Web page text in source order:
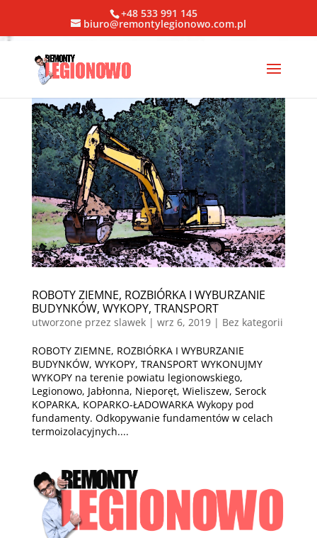
+48 533 991 145
biuro@remontylegionowo.com.pl
ROBOTY ZIEMNE, ROZBIÓRKA I WYBURZANIE
BUDYNKÓW, WYKOPY, TRANSPORT
utworzone przez slawek| wrz 6, 2019| Bez kategorii
ROBOTY ZIEMNE, ROZBIÓRKA I WYBURZANIE
BUDYNKÓW, WYKOPY, TRANSPORT WYKONUJMY
WYKOPY na terenie powiatu legionowskiego,
Legionowo, Jabłonna, Nieporęt, Wieliszew, Serock
KOPARKA, KOPARKO-ŁADOWARKA Wykopy pod
fundamenty. Odkopywanie fundamentów w celach
termoizolacyjnych....